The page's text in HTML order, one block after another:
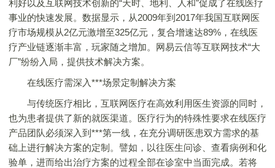
利好以及互联网技术创新的“天时、地利、人和”促成了在线医疗
事业的快速发展。数据显示，从2009年到2017年我国互联网医
疗市场规模从2亿元激增至325亿元，复合增速达89%，在线医
疗产业链逐渐丰富，玩家随之增加。网易云信等互联网技术“大
厂”纷纷入局，提供技术解决方案。
在线医疗需深入***场景定制解决方案
与传统医疗相比，互联网医疗在高效利用医生资源的同时，
也为患者提供了新的就医渠道。医疗行为的特殊性要求在线医疗
产品团队必须深入到***第一线，在充分调研医患双方需求的基
础上进行解决方案的定制。譬如，以往医生问诊、查看病例和化
验单，进而给出治疗方案的过程全部在诊室中当面完成。若将